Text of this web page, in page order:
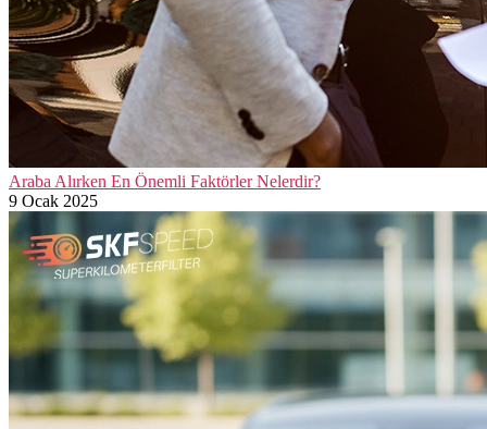
Araba Alırken En Önemli Faktörler Nelerdir?
9 Ocak 2025